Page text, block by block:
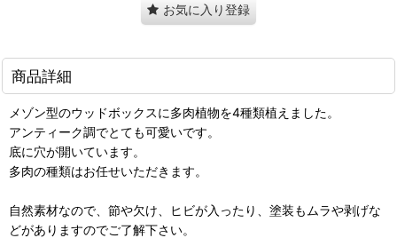
お気に入り登録
商品詳細
メゾン型のウッドボックスに多肉植物を4種類植えました。
アンティーク調でとても可愛いです。
底に穴が開いています。
多肉の種類はお任せいただきます。
自然素材なので、節や欠け、ヒビが入ったり、塗装もムラや剥げな
どがありますのでご了解下さい。